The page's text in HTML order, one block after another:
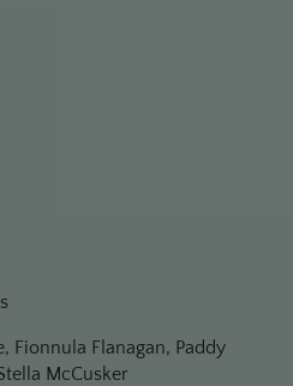
Fionnula Flanagan, Paddy
McCusker